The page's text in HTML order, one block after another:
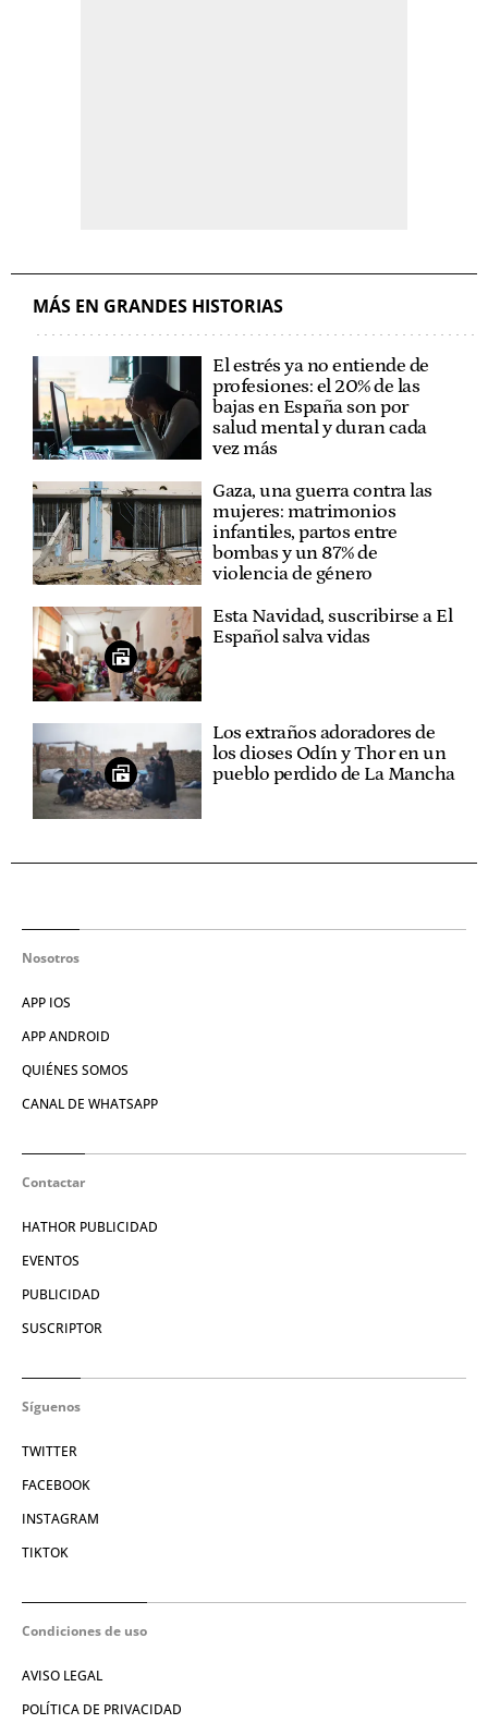
MÁS EN GRANDES HISTORIAS
El estrés ya no entiende de
profesiones: el 20% de las
bajas en España son por
salud mental y duran cada
vez más
Gaza, una guerra contra las
mujeres: matrimonios
infantiles, partos entre
bombas y un 87% de
violencia de género
Esta Navidad, suscribirse a El
Español salva vidas
Los extraños adoradores de
los dioses Odín y Thor en un
pueblo perdido de La Mancha
Nosotros
APP IOS
APP ANDROID
QUIÉNES SOMOS
CANAL DE WHATSAPP
Contactar
HATHOR PUBLICIDAD
EVENTOS
PUBLICIDAD
SUSCRIPTOR
Síguenos
TWITTER
FACEBOOK
INSTAGRAM
TIKTOK
Condiciones de uso
AVISO LEGAL
POLÍTICA DE PRIVACIDAD